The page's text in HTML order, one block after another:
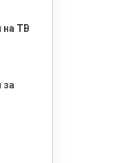
на ТВ
за